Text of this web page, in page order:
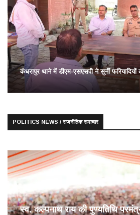
कंधरापुर थाने में डीएम-एसएसपी ने सुनीं फरियादियों
POLITICS NEWS / राजनीतिक समाचार
स्व. कल्पनाथ राय की पुण्यतिथि